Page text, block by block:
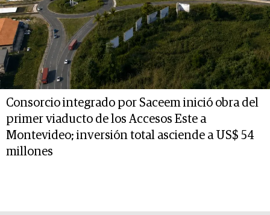
Consorcio integrado por Saceem inició obra del
primer viaducto de los Accesos Este a
Montevideo; inversión total asciende a US$ 54
millones